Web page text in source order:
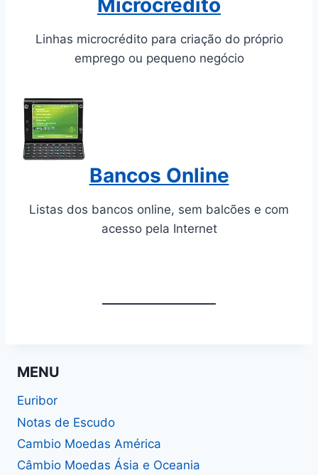
Microcrédito
Linhas microcrédito para criação do próprio
emprego ou pequeno negócio
Bancos Online
Listas dos bancos online, sem balcões e com
acesso pela Internet
MENU
Euribor
Notas de Escudo
Cambio Moedas América
Câmbio Moedas Ásia e Oceania